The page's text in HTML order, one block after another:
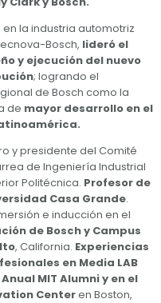
en la industria automotriz
Bosch, lideró el
y ejecución del nuevo
; logrando el
de Bosch como la
de mayor desarrollo en el
y presidente del Comité
de Ingeniería Industrial
Politécnica. Profesor de
Casa Grande.
e inducción en el
de Bosch y Campus
, California. Experiencias
en Media LAB
MIT Alumni y en el
Centeren Boston,